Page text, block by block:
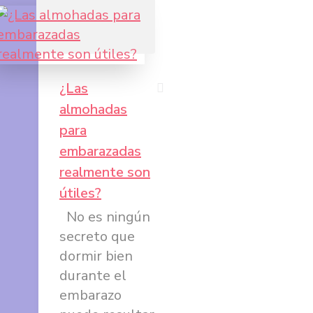
¿Las
almohadas
para
embarazadas
realmente son
útiles?
Facebook
en
No es ningún
secreto que
dormir bien
durante el
embarazo